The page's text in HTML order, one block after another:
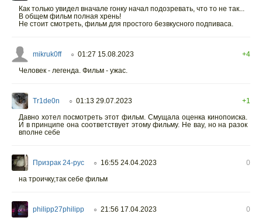
Как только увидел вначале гонку начал подозревать, что то не так...
В общем фильм полная хрень!
Не стоит смотреть, фильм для простого безвкусного подпиваса.
mikruk0ff ○ 01:27 15.08.2023
+4
Человек - легенда. Фильм - ужас.
Tr1de0n ○ 01:13 29.07.2023
+1
Давно хотел посмотреть этот фильм. Смущала оценка кинопоиска.
И в принципе она соответствует этому фильму. Не вау, но на разок
вполне себе
Призрак 24-рус ○ 16:55 24.04.2023
0
на троичку,так себе фильм
philipp27philipp ○ 21:56 17.04.2023
0